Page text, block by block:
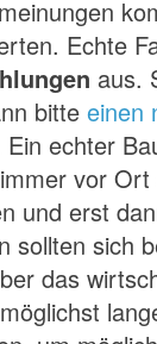
Echte
aus.
bitte einen
Ein echter
vor
und erst
sollten sich
das